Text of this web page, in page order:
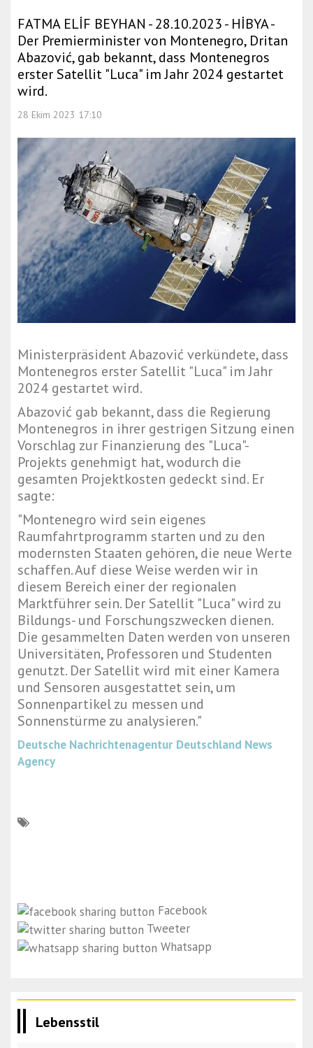
FATMA ELİF BEYHAN - 28.10.2023 - HİBYA -
Der Premierminister von Montenegro, Dritan
Abazović, gab bekannt, dass Montenegros
erster Satellit "Luca" im Jahr 2024 gestartet
wird.
28 Ekim 2023 17:10
Ministerpräsident Abazović verkündete, dass
Montenegros erster Satellit "Luca" im Jahr
2024 gestartet wird.
Abazović gab bekannt, dass die Regierung
Montenegros in ihrer gestrigen Sitzung einen
Vorschlag zur Finanzierung des "Luca"-
Projekts genehmigt hat, wodurch die
gesamten Projektkosten gedeckt sind. Er
sagte:
"Montenegro wird sein eigenes
Raumfahrtprogramm starten und zu den
modernsten Staaten gehören, die neue Werte
schaffen. Auf diese Weise werden wir in
diesem Bereich einer der regionalen
Marktführer sein. Der Satellit "Luca" wird zu
Bildungs- und Forschungszwecken dienen.
Die gesammelten Daten werden von unseren
Universitäten, Professoren und Studenten
genutzt. Der Satellit wird mit einer Kamera
und Sensoren ausgestattet sein, um
Sonnenpartikel zu messen und
Sonnenstürme zu analysieren."
Deutsche Nachrichtenagentur Deutschland News
Agency
Facebook
Tweeter
Whatsapp
Lebensstil